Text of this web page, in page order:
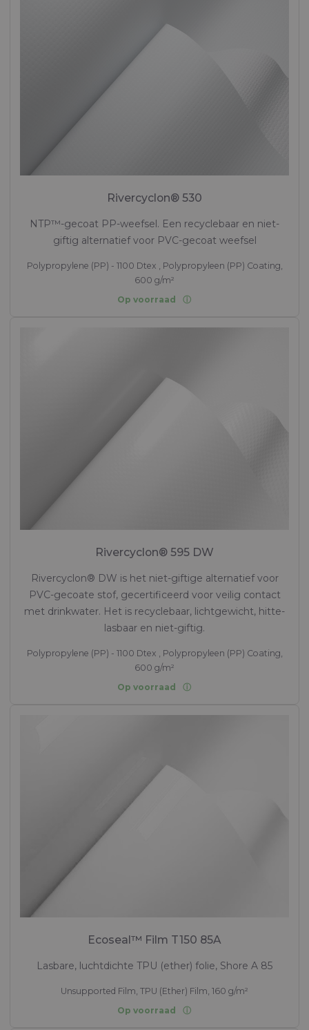
Rivercyclon® 530
NTP™-gecoat PP-weefsel. Een recyclebaar en niet-
giftig alternatief voor PVC-gecoat weefsel
Polypropylene (PP) - 1100 Dtex , Polypropyleen (PP) Coating,
600 g/m²
Op voorraad
Rivercyclon® 595 DW
Rivercyclon® DW is het niet-giftige alternatief voor
PVC-gecoate stof, gecertificeerd voor veilig contact
met drinkwater. Het is recyclebaar, lichtgewicht, hitte-
lasbaar en niet-giftig.
Polypropylene (PP) - 1100 Dtex , Polypropyleen (PP) Coating,
600 g/m²
Op voorraad
Ecoseal™ Film T150 85A
Lasbare, luchtdichte TPU (ether) folie, Shore A 85
Unsupported Film, TPU (Ether) Film, 160 g/m²
Op voorraad